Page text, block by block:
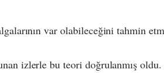
var olabileceğini tahmin
izlerle bu teori doğrulanmış oldu.